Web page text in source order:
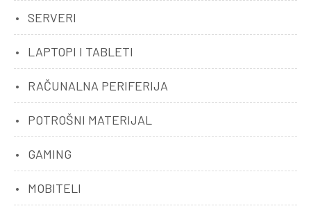
SERVERI
LAPTOPI I TABLETI
RAČUNALNA PERIFERIJA
POTROŠNI MATERIJAL
GAMING
MOBITELI